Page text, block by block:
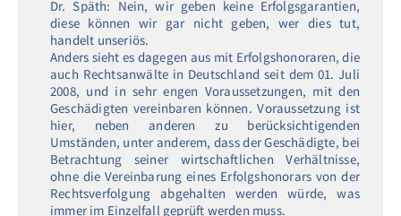
Dr. Späth: Nein, wir geben keine Erfolgsgarantien,
diese können wir gar nicht geben, wer dies tut,
handelt unseriös.
Anders sieht es dagegen aus mit Erfolgshonoraren, die
auch Rechtsanwälte in Deutschland seit dem 01. Juli
2008, und in sehr engen Voraussetzungen, mit den
Geschädigten vereinbaren können. Voraussetzung ist
hier, neben anderen zu berücksichtigenden
Umständen, unter anderem, dass der Geschädigte, bei
Betrachtung seiner wirtschaftlichen Verhältnisse,
ohne die Vereinbarung eines Erfolgshonorars von der
Rechtsverfolgung abgehalten werden würde, was
immer im Einzelfall geprüft werden muss.